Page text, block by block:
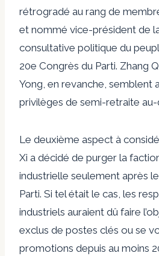
rétrogradé au rang de
et nommé vice-président de
consultative politique du
20e Congrès du Parti. Zhang
Yong, en revanche, semblent
privilèges de semi-retraite au-
Le deuxième aspect à
Xi a décidé de purger la
industrielle seulement après
Parti. Si tel était le cas, les
industriels auraient dû faire
exclus de postes clés ou se
promotions depuis au moins